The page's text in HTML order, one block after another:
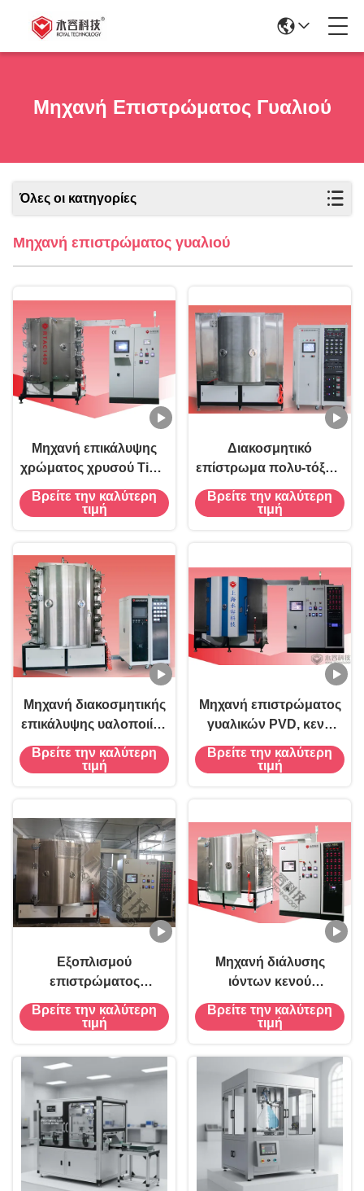
Μηχανή Επιστρώματος Γυαλιού
Όλες οι κατηγορίες
Μηχανή επιστρώματος γυαλιού
Μηχανή επικάλυψης
χρώματος χρυσού TiN 2
πλευρών, μηχανή
επικάλυψης ιόντων
Βρείτε την καλύτερη
τιμή
Διακοσμητικό
επίστρωμα πολυ-τόξων
PVD, μηχανή
επιστρώματος γυαλιού
τόξων PVD βάζων
γυαλιού
Βρείτε την καλύτερη
τιμή
Μηχανή διακοσμητικής
επικάλυψης υαλοποιίας
PVD
Βρείτε την καλύτερη
τιμή
Μηχανή επιστρώματος
γυαλικών PVD, κενή
μηχανή επένδυσης
κρυστάλλου PVD
Βρείτε την καλύτερη
τιμή
Εξοπλισμού
επιστρώματος
λαμπτήρων PVD
εγχώριου γυαλιού
κατοικημένης φωτισμού
ανακλαστήρων
επιστρώματος μηχανή,
Βρείτε την καλύτερη
τιμή
Μηχανή διάλυσης
ιόντων κενού
υαλοποιίας
Βρείτε την καλύτερη
τιμή